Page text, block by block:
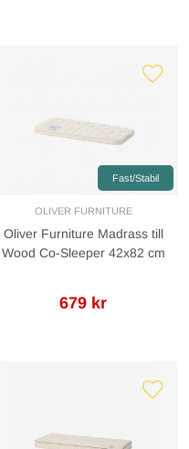
Fast/Stabil
OLIVER FURNITURE
Oliver Furniture Madrass till
Wood Co-Sleeper 42x82 cm
679 kr